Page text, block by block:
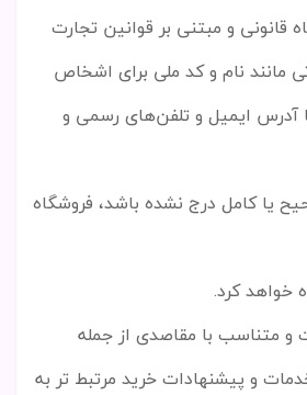
قانونی و مبتنی بر قوانین تجارت
مانند نام و کد ملی برای اشخاص
آدرس ایمیل و تلفنهای رسمی و
یا کامل درج نشده باشد، فروشگاه
خواهد کرد.
و متناسب با مقاصدی از جمله
و پیشنهادات خرید مرتبط تر به